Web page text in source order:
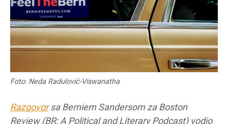
Foto: Neda Radulović-Viswanatha
Razgovorsa Berniem Sandersom za Boston
Review (BR: A Political and Literary Podcast) vodio